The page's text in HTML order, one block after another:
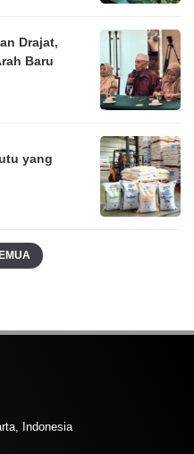
Drajat,
Baru
yang
Indonesia